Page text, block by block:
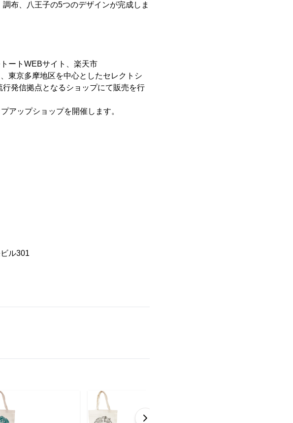
布、八王子の5つのデザインが完成しま
ートWEBサイト、楽天市
東京多摩地区を中心としたセレクトシ
発信拠点となるショップにて販売を行
アップショップを開催します。
ル301